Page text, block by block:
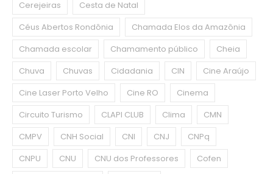
Cerejeiras
Cesta de Natal
Céus Abertos Rondônia
Chamada Elos da Amazônia
Chamada escolar
Chamamento público
Cheia
Chuva
Chuvas Cidadania CIN
Cine Araújo
Cine Laser Porto Velho
Cine RO
Cinema
Circuito Turismo
CLAPI CLUB Clima
CMN
CMPV
CNH Social CNI CNJ
CNPq
CNPU
CNU CNU dos Professores
Cofen